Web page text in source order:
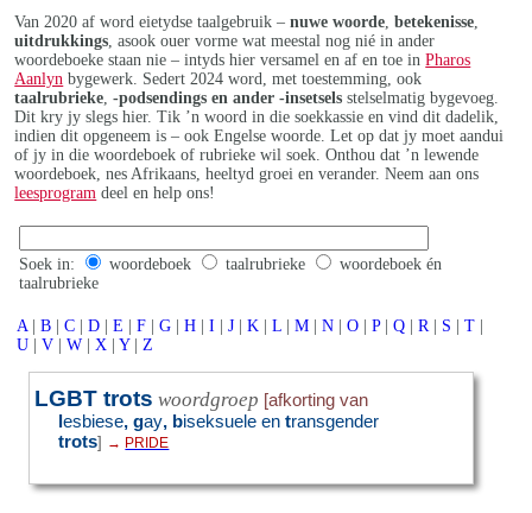
Van 2020 af word eietydse taalgebruik –nuwe woorde ,betekenisse
uitdrukkings , asook ouer vorme wat meestal nog nié in ander
woordeboeke staan nie – intyds hier versamel en af en toe inPharos
Aanlyn bygewerk. Sedert 2024 word, met toestemming, ook
taalrubrieke ,-podsendings en ander -insetsels stelselmatig bygevoeg.
Dit kry jy slegs hier. Tik ’n woord in die soekkassie en vind dit dadelik,
indien dit opgeneem is – ook Engelse woorde. Let op dat jy moet aandui
of jy in die woordeboek of rubrieke wil soek. Onthou dat ’n lewende
woordeboek, nes Afrikaans, heeltyd groei en verander. Neem aan ons
leesprogram deel en help ons!
Soek in: woordeboek taalrubrieke
woordeboek én
taalrubrieke
A | B | C | D | E | F | G | H | I | J | K | L | M | N | O | P | Q | R | S | T |
U | V | W | X | Y | Z
LGBT trots woordgroep [afkorting van
lesbiese, gay, biseksuele en transgender
trots] → PRIDE